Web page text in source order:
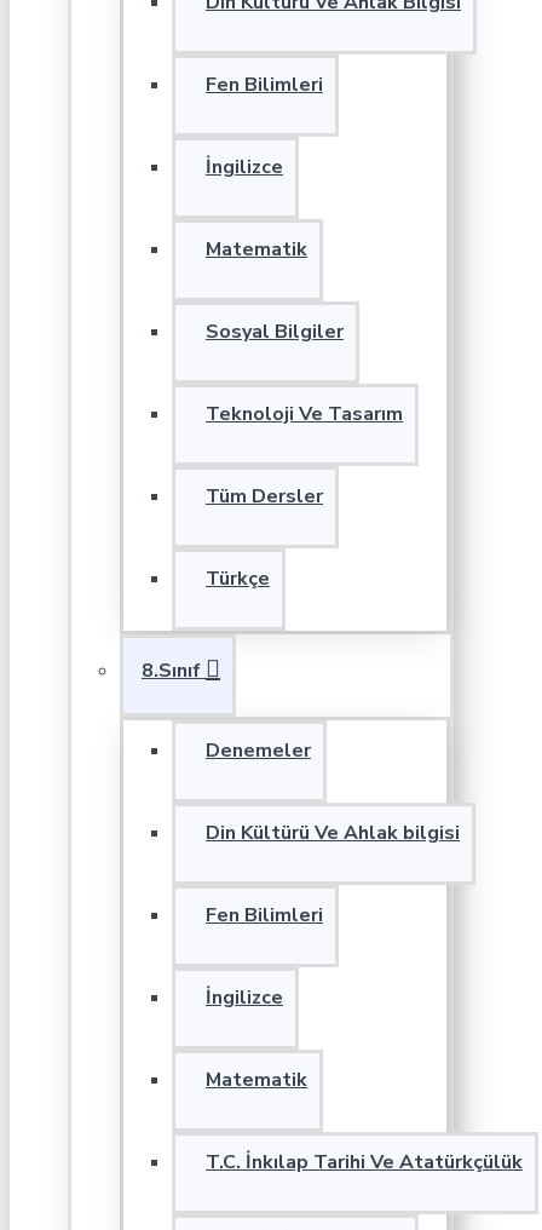
Fen Bilimleri
İngilizce
Matematik
Sosyal Bilgiler
Teknoloji Ve Tasarım
Tüm Dersler
Türkçe
8.Sınıf
Denemeler
Din Kültürü Ve Ahlak bilgisi
Fen Bilimleri
İngilizce
Matematik
T.C. İnkılap Tarihi Ve Atatürkçülük